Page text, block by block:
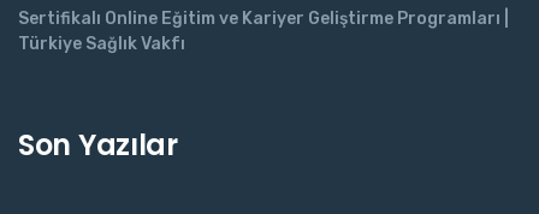
Sertifikalı Online Eğitim ve Kariyer Geliştirme Programları |
Türkiye Sağlık Vakfı
Son Yazılar